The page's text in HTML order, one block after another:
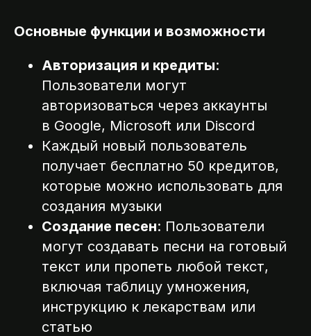
Основные функции и возможности
Авторизация и кредиты:
Пользователи могут
авторизоваться через аккаунты
в Google, Microsoft или Discord
Каждый новый пользователь
получает бесплатно 50 кредитов,
которые можно использовать для
создания музыки
Создание песен: Пользователи
могут создавать песни на готовый
текст или пропеть любой текст,
включая таблицу умножения,
инструкцию к лекарствам или
статью